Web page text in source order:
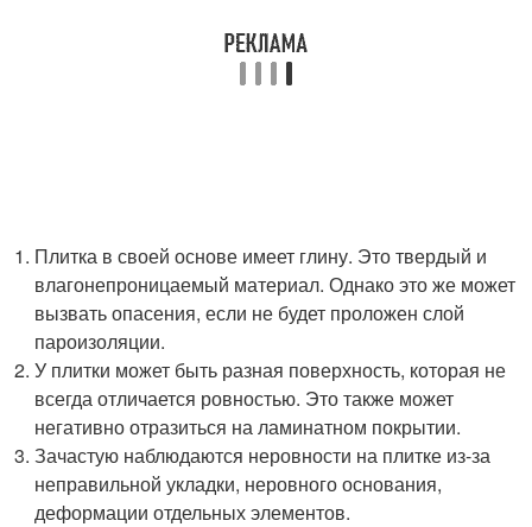
Плитка в своей основе имеет глину. Это твердый и
влагонепроницаемый материал. Однако это же может
вызвать опасения, если не будет проложен слой
пароизоляции.
У плитки может быть разная поверхность, которая не
всегда отличается ровностью. Это также может
негативно отразиться на ламинатном покрытии.
Зачастую наблюдаются неровности на плитке из-за
неправильной укладки, неровного основания,
деформации отдельных элементов.